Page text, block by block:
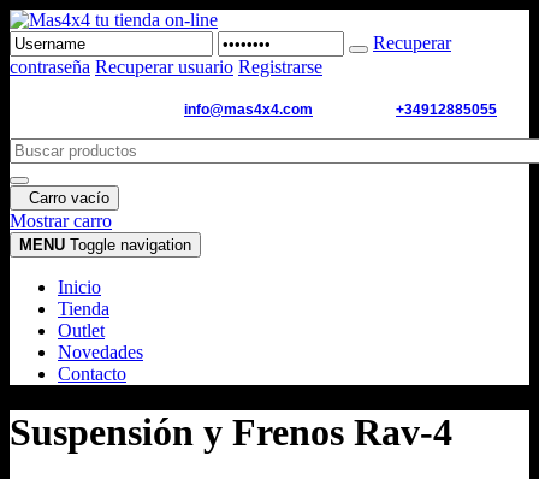
Recuperar
contraseña Recuperar usuario Registrarse
info@mas4x4.com +34912885055
Carro vacío
Mostrar carro
MENU Toggle navigation
Inicio
Tienda
Outlet
Novedades
Contacto
Suspensión y Frenos Rav-4